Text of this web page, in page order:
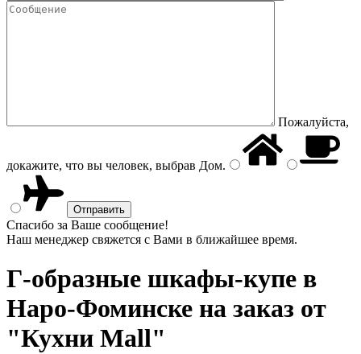
Пожалуйста,
докажите, что вы человек, выбрав Дом.
Спасибо за Ваше сообщение!
Наш менеджер свяжется с Вами в ближайшее время.
Г-образные шкафы-купе в
Наро-Фоминске на заказ от
"Кухни Mall"